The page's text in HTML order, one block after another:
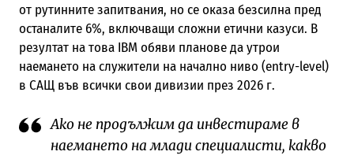
от рутинните запитвания, но се оказа безсилна пред
останалите 6%, включващи сложни етични казуси. В
резултат на това IBM обяви планове да утрои
наемането на служители на начално ниво (entry-level)
в САЩ във всички свои дивизии през 2026 г.
Ако не продължим да инвестираме в
наемането на млади специалисти, какво